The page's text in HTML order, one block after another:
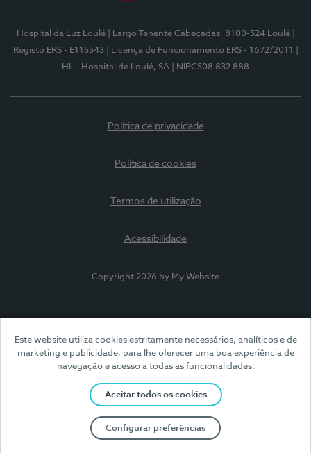
Este website utiliza cookies estritamente necessários, analíticos e de
marketing e publicidade, para lhe oferecer uma boa experiência de
navegação e acesso a todas as funcionalidades.
Aceitar todos os cookies
Configurar preferências
Hospital da Luz Loulé | Largo Tenente Cabeçadas, 8100-524 Loulé
Registo ERS - E115543
| Licença de Funcionamento ERS - 1672/2011
HL - Hospital de Loulé, SA
| NIPC508 832 888
Política de privacidade
Política de cookies
Termos de utilização
Acessibilidade
Copyright 2026 by My Website